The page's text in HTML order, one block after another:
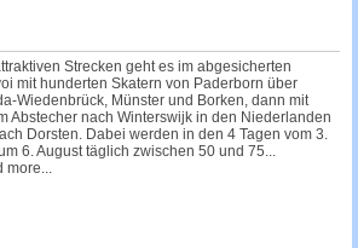
Strecken geht es im abgesicherten
mit hunderten Skatern von Paderborn über
Wiedenbrück, Münster und Borken, dann mit
Abstecher nach Winterswijk in den Niederlanden
Dorsten. Dabei werden in den 4 Tagen vom 3.
6. August täglich zwischen 50 und 75...
more...